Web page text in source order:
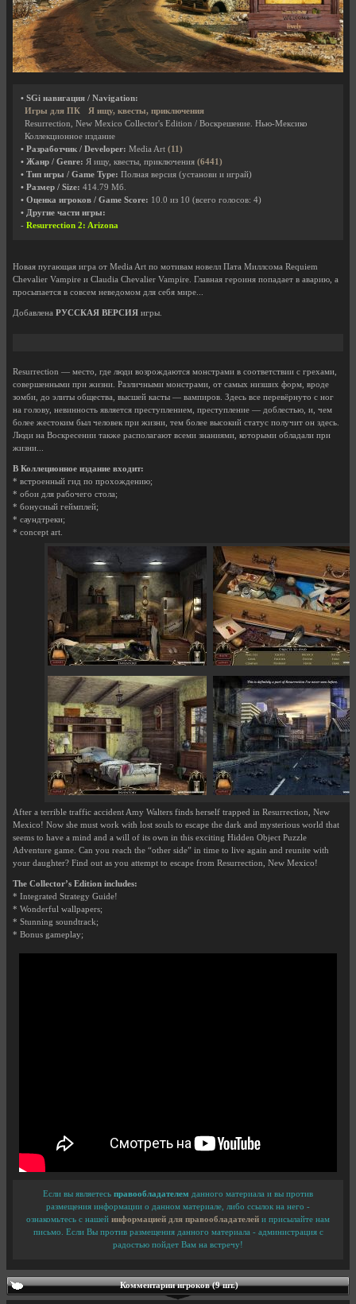
• SGi навигация / Navigation:
Игры для ПК
Я ищу, квесты, приключения
Resurrection, New Mexico Collector's Edition / Воскрешение. Нью-Мексико
Коллекционное издание
• Разработчик / Developer: Media Art (11)
• Жанр / Genre: Я ищу, квесты, приключения (6441)
• Тип игры / Game Type: Полная версия (установи и играй)
• Размер / Size: 414.79 Мб.
• Оценка игроков / Game Score: 10.0 из 10 (всего голосов: 4)
• Другие части игры:
- Resurrection 2: Arizona
Новая пугающая игра от Media Art по мотивам новелл Пата Миллсома Requiem
Chevalier Vampire и Claudia Chevalier Vampire. Главная героиня попадает в аварию, а
просыпается в совсем неведомом для себя мире...
Добавлена РУССКАЯ ВЕРСИЯ игры.
Resurrection — место, где люди возрождаются монстрами в соответствии с грехами,
совершенными при жизни. Различными монстрами, от самых низших форм, вроде
зомби, до элиты общества, высшей касты — вампиров. Здесь все перевёрнуто с ног
на голову, невинность является преступлением, преступление — доблестью, и, чем
более жестоким был человек при жизни, тем более высокий статус получит он здесь.
Люди на Воскресении также располагают всеми знаниями, которыми обладали при
жизни...
В Коллеционное издание входит:
* встроенный гид по прохождению;
* обои для рабочего стола;
* бонусный геймплей;
* саундтреки;
* concept art.
After a terrible traffic accident Amy Walters finds herself trapped in Resurrection, New
Mexico! Now she must work with lost souls to escape the dark and mysterious world that
seems to have a mind and a will of its own in this exciting Hidden Object Puzzle
Adventure game. Can you reach the “other side” in time to live again and reunite with
your daughter? Find out as you attempt to escape from Resurrection, New Mexico!
The Collector’s Edition includes:
* Integrated Strategy Guide!
* Wonderful wallpapers;
* Stunning soundtrack;
* Bonus gameplay;
Если вы являетесь правообладателем данного материала и вы против
размещения информации о данном материале, либо ссылок на него -
ознакомьтесь с нашей информацией для правообладателей и присылайте нам
письмо. Если Вы против размещения данного материала - администрация с
радостью пойдет Вам на встречу!
Комментарии игроков (9 шт.)